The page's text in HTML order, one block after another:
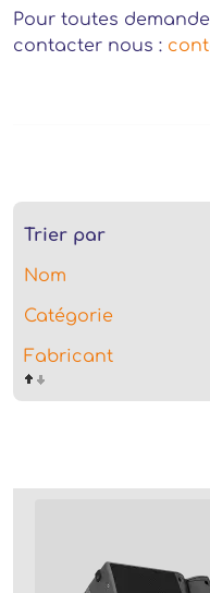
Pour toutes
contacter nous :
Trier par
Nom
Catégorie
Fabricant